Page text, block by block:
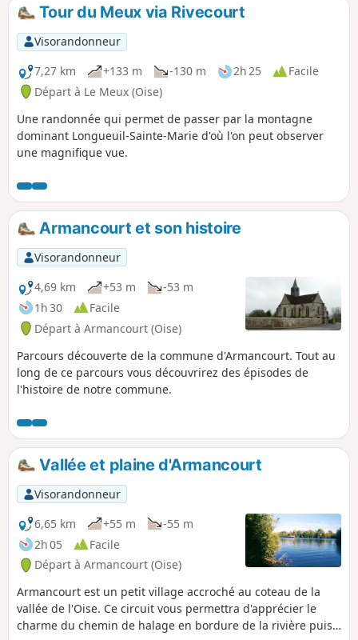
Tour du Meux via Rivecourt
Visorandonneur
7,27 km
+133 m -130 m 2h 25
Facile
Départ à Le Meux (Oise)
Une randonnée qui permet de passer par la montagne
dominant Longueuil-Sainte-Marie d'où l'on peut observer
une magnifique vue.
Armancourt et son histoire
Visorandonneur
4,69 km
+53 m
-53 m
1h 30
Facile
Départ à Armancourt (Oise)
Parcours découverte de la commune d'Armancourt. Tout au
long de ce parcours vous découvrirez des épisodes de
l'histoire de notre commune.
Vallée et plaine d'Armancourt
Visorandonneur
6,65 km
+55 m
-55 m
2h 05
Facile
Départ à Armancourt (Oise)
Armancourt est un petit village accroché au coteau de la
vallée de l'Oise. Ce circuit vous permettra d'apprécier le
charme du chemin de halage en bordure de la rivière puis